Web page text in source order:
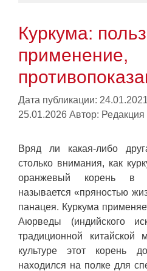
Куркума:
применение,
Дата публикации: 24.01.2021
25.01.2026 Автор:
Вряд ли какая-либо
столько внимания, как
оранжевый корень в
называется «пряностью
панацея. Куркума
Аюрведы (индийского
традиционной
культуре этот корень
находился на полке для